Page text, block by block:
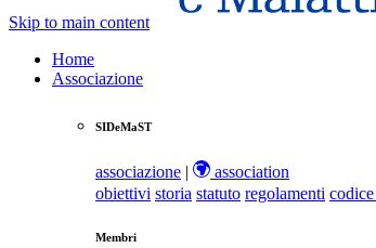
Skip to main content
Home
Associazione
SIDeMaST
associazione |
association
obiettivi storia statuto regolamenti
Membri